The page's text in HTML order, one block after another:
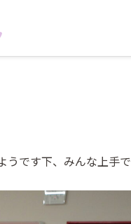
うです下、みんな上手で